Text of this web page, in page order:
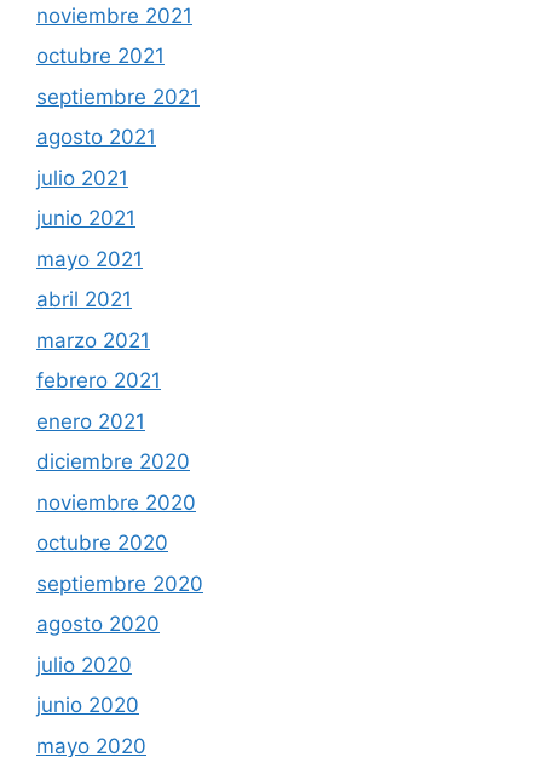
noviembre 2021
octubre 2021
septiembre 2021
agosto 2021
julio 2021
junio 2021
mayo 2021
abril 2021
marzo 2021
febrero 2021
enero 2021
diciembre 2020
noviembre 2020
octubre 2020
septiembre 2020
agosto 2020
julio 2020
junio 2020
mayo 2020